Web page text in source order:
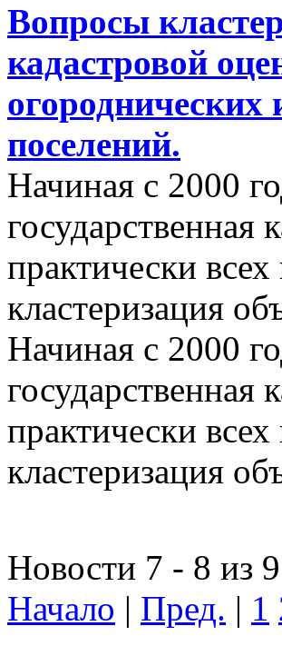
Вопросы
кадастровой
поселений.
Начиная с 2000
государственная
практически всех
кластеризация
Начиная с 2000
государственная
практически всех
кластеризация
Новости 7 - 8 из 9
Начало | Пред. | 1